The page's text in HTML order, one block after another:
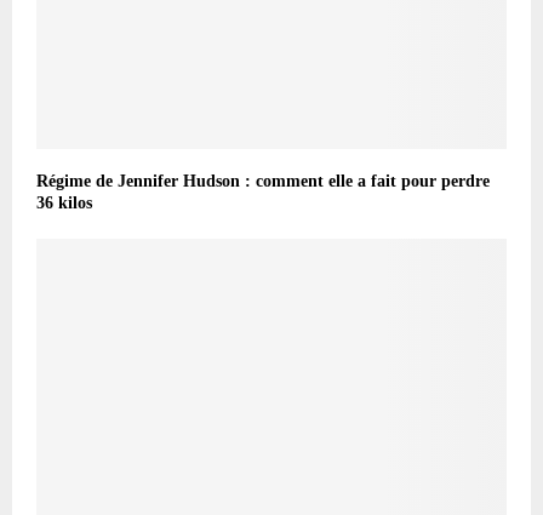
Régime de Jennifer Hudson : comment elle a fait pour perdre
36 kilos